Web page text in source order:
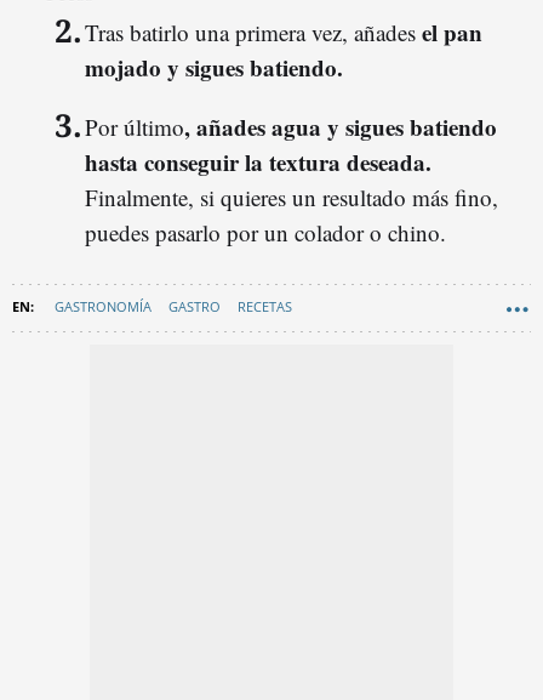
Tras batirlo una primera vez, añades el pan
mojado y sigues batiendo.
Por último, añades agua y sigues batiendo
hasta conseguir la textura deseada.
Finalmente, si quieres un resultado más fino,
puedes pasarlo por un colador o chino.
GASTRONOMÍA GASTRO RECETAS